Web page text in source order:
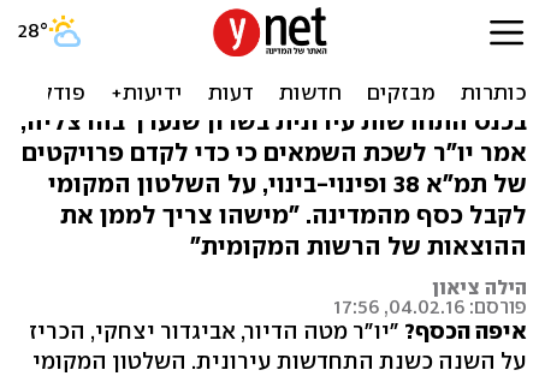
"צריך לדרוש הסכמי גג
להתחדשות עירונית"
בכנס התחדשות עירונית בשרון שנערך בהרצליה,
אמר יו"ר לשכת השמאים כי כדי לקדם פרויקטים
של תמ"א 38 ופינוי-בינוי, על השלטון המקומי
לקבל כסף מהמדינה. "מישהו צריך לממן את
ההוצאות של הרשות המקומית"
הילה ציאון
פורסם: 04.02.16, 17:56
איפה הכסף? "יו"ר מטה הדיור, אביגדור יצחקי, הכריז
על השנה כשנת התחדשות עירונית. השלטון המקומי